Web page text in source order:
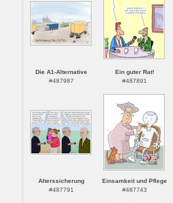
Die A1-Alternative
#487987
Ein guter Rat!
#487891
Alterssicherung
#487791
Einsamkeit und Pflege
#487743